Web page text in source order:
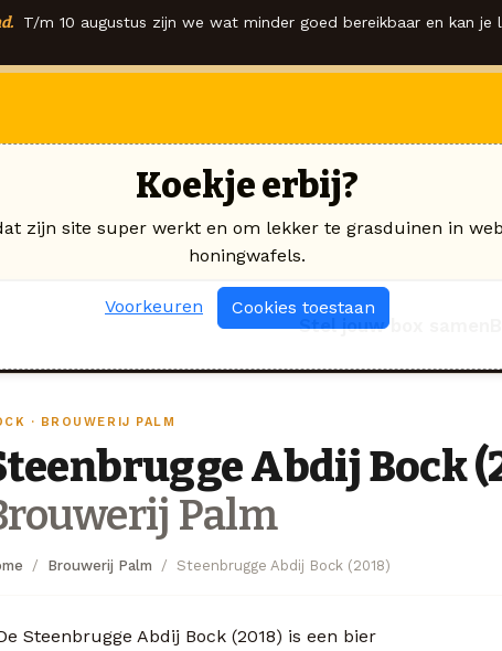
T/m 10 augustus zijn we wat minder goed bereikbaar en kan
Stel jouw box samen
· BROUWERIJ PALM
Abdij Bock
Palm
Brouwerij Palm Steenbrugge Abdij Bock (2018)
Steenbrugge Abdij Bock (2018) is een bier
Koekje erbij?
zijn site super werkt en om lekker te grasduinen in
honingwafels.
Voorkeuren Cookies toestaan